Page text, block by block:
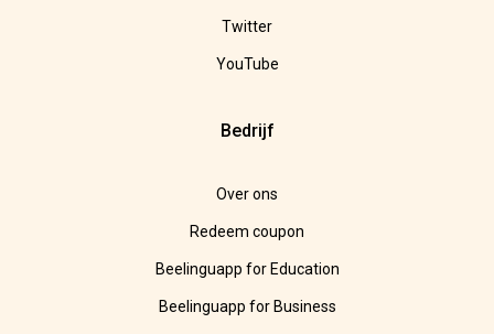
Twitter
YouTube
Bedrijf
Over ons
Redeem coupon
Beelinguapp for Education
Beelinguapp for Business